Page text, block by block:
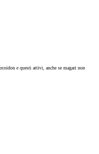
e questi attivi, anche se magari non